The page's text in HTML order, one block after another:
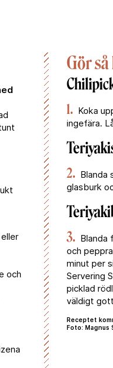
och
Gör
1. Koka
ingefära.
2. Blanda
glasburk
3. Blanda
och
minut per
Servering
picklad
väldigt
Receptet
Foto: Magnus